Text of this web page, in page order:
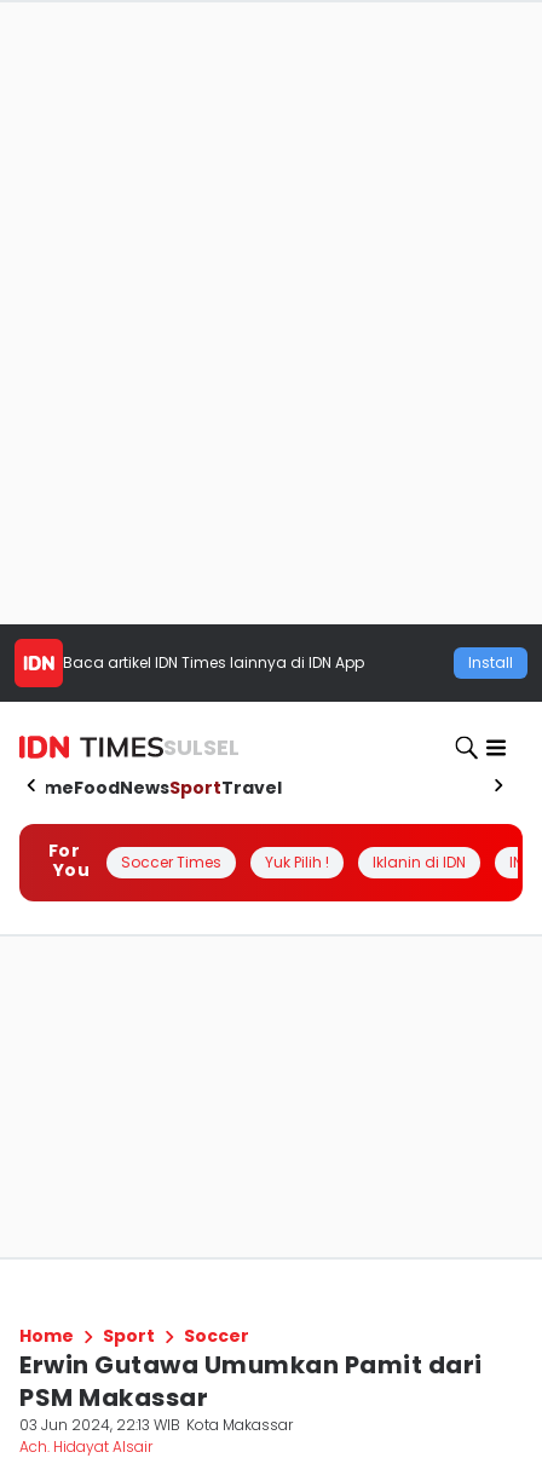
Baca artikel IDN Times lainnya di IDN App Install
SULSEL
HomeFoodNewsSportTravel
For
You
Soccer Times Yuk Pilih ! Iklanin di IDN
Home Sport Soccer
Erwin Gutawa Umumkan Pamit dari
PSM Makassar
03 Jun 2024, 22:13 WIB Kota Makassar
Ach. Hidayat Alsair